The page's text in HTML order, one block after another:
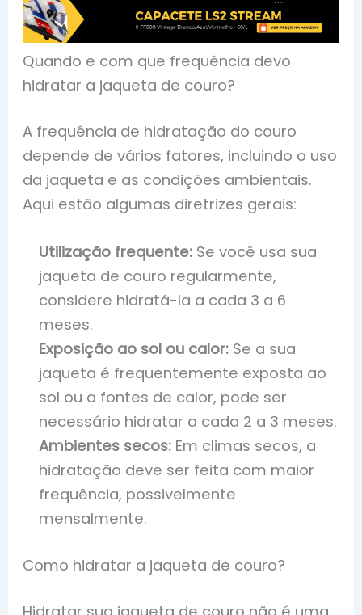
Quando e com que frequência devo
hidratar a jaqueta de couro?
A frequência de hidratação do couro
depende de vários fatores, incluindo o uso
da jaqueta e as condições ambientais.
Aqui estão algumas diretrizes gerais:
Utilização frequente: Se você usa sua
jaqueta de couro regularmente,
considere hidratá-la a cada 3 a 6
meses.
Exposição ao sol ou calor: Se a sua
jaqueta é frequentemente exposta ao
sol ou a fontes de calor, pode ser
necessário hidratar a cada 2 a 3 meses.
Ambientes secos: Em climas secos, a
hidratação deve ser feita com maior
frequência, possivelmente
mensalmente.
Como hidratar a jaqueta de couro?